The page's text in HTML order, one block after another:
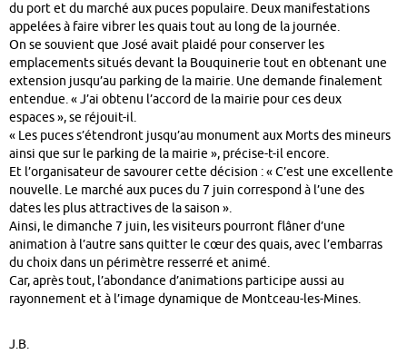
du port et du marché aux puces populaire. Deux manifestations
appelées à faire vibrer les quais tout au long de la journée.
On se souvient que José avait plaidé pour conserver les
emplacements situés devant la Bouquinerie tout en obtenant une
extension jusqu’au parking de la mairie. Une demande finalement
entendue. « J’ai obtenu l’accord de la mairie pour ces deux
espaces », se réjouit-il.
« Les puces s’étendront jusqu’au monument aux Morts des mineurs
ainsi que sur le parking de la mairie », précise-t-il encore.
Et l’organisateur de savourer cette décision : « C’est une excellente
nouvelle. Le marché aux puces du 7 juin correspond à l’une des
dates les plus attractives de la saison ».
Ainsi, le dimanche 7 juin, les visiteurs pourront flâner d’une
animation à l’autre sans quitter le cœur des quais, avec l’embarras
du choix dans un périmètre resserré et animé.
Car, après tout, l’abondance d’animations participe aussi au
rayonnement et à l’image dynamique de Montceau-les-Mines.
J.B.